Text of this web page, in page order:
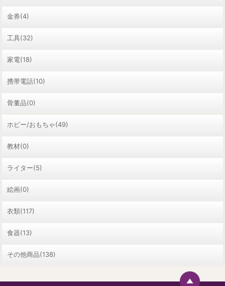
金券(4)
工具(32)
家電(18)
携帯電話(10)
骨董品(0)
ホビー/おもちゃ(49)
教材(0)
ライター(5)
絵画(0)
衣類(117)
食器(13)
その他商品(138)